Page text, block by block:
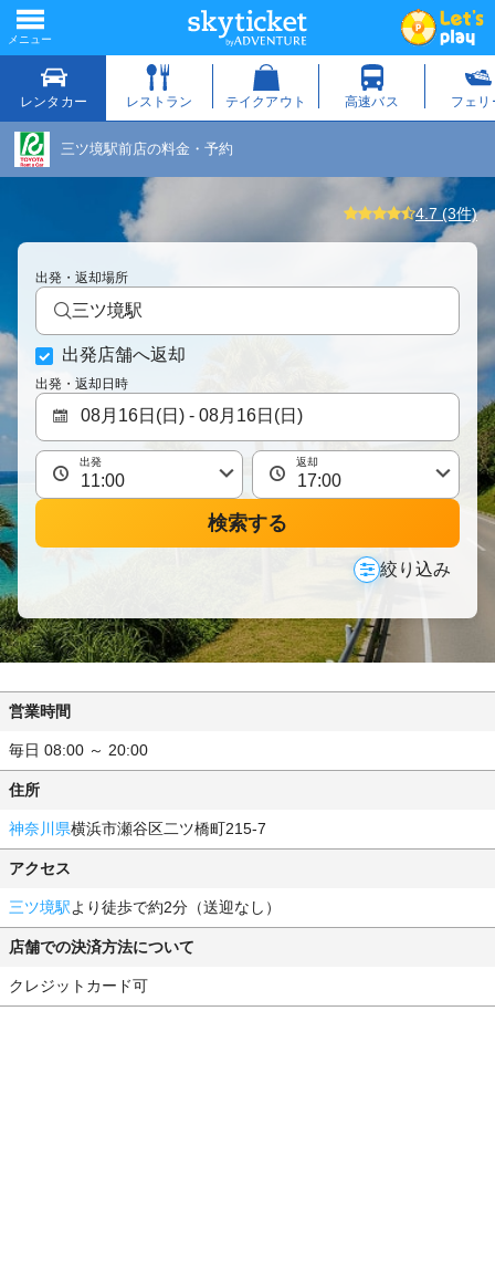
三ツ境駅前店の料金・予約
4.7 (3件)
出発・返却場所
三ツ境駅
出発店舗へ返却
出発・返却日時
出発 返却
検索する
絞り込み
営業時間
毎日 08:00 ～ 20:00
住所
神奈川県横浜市瀬谷区二ツ橋町215-7
アクセス
三ツ境駅より徒歩で約2分（送迎なし）
店舗での決済方法について
クレジットカード可